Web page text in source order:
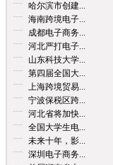
哈尔滨市创建...
海南跨境电子...
成都电子商务...
河北严打电子...
山东科技大学...
第四届全国大...
上海跨境贸易...
宁波保税区跨...
河北省将加快...
全国大学生电...
未来十年，影...
深圳电子商务...